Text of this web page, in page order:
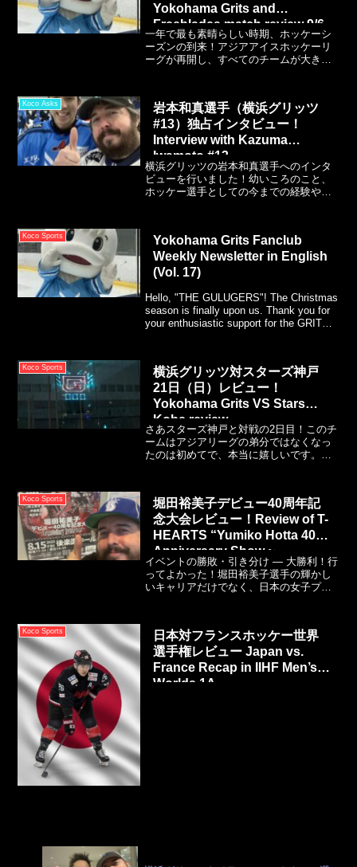
Yokohama Grits and
Freeblades match review 9/6
一年で最も素晴らしい時期、ホッケーシ
ーズンの到来！アジアアイスホッケーリ
ーグが再開し、すべてのチームが大きな
ー・ロックウェル選手がゴールを決める
と、ファンは大熱狂に包まれました。
Koco Asks
岩本和真選手（横浜グリッツ
#13）独占インタビュー！
Interview with Kazuma
Iwamoto #13
横浜グリッツの岩本和真選手へのインタ
ビューを行いました！幼いころのこと、
ホッケー選手としての今までの経験やグ
Koco Sports
Yokohama Grits Fanclub
Weekly Newsletter in English
(Vol. 17)
Hello, "THE GULUGERS"! The Christmas
season is finally upon us. Thank you for
your enthusiastic support for the GRITS
Koco Sports
横浜グリッツ対スターズ神戸
21日（日）レビュー！
Yokohama Grits VS Stars
Kobe review
さあスターズ神戸と対戦の2日目！このチ
ームはアジアリーグの弟分ではなくなっ
たのは初めてで、本当に嬉しいです。岩
ち溢れているように感じます。この努力
を継続していくのは大変でしょう。杉本
華唯選手はあと1点で、ハットトリック達
成のチャンスでした。実に惜しい！彼は
得点獲得から試合を通して粘り強くプレ
ーすることまで、氷上であらゆることを
こなしています。
Koco Sports
堀田裕美子デビュー40周年記
念大会レビュー！Review of T-
HEARTS “Yumiko Hotta 40th
Anniversary Show ~
Legendary Evidence”
イベントの勝敗・引き分け ― 大勝利！行
ってよかった！堀田裕美子選手の輝かし
いキャリアだけでなく、日本の女子プロ
てきた友人二人（サトシさんとヨーコさ
ん）の隣に座ることができました。
Koco Sports
日本対フランスホッケー世界
選手権レビュー Japan vs.
France Recap in IIHF Men’s
Worlds 1A